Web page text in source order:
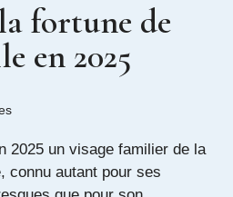
fortune de
en 2025
2025 un visage familier de la
connu autant pour ses